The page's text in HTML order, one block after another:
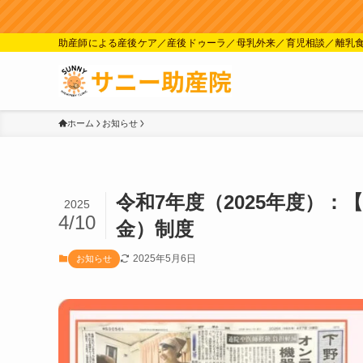
助産師による産後ケア／産後ドゥーラ／母乳外来／育児相談／離乳
ホーム お知らせ
令和7年度（2025年度）：
金）制度
2025
4/10
お知らせ 2025年5月6日